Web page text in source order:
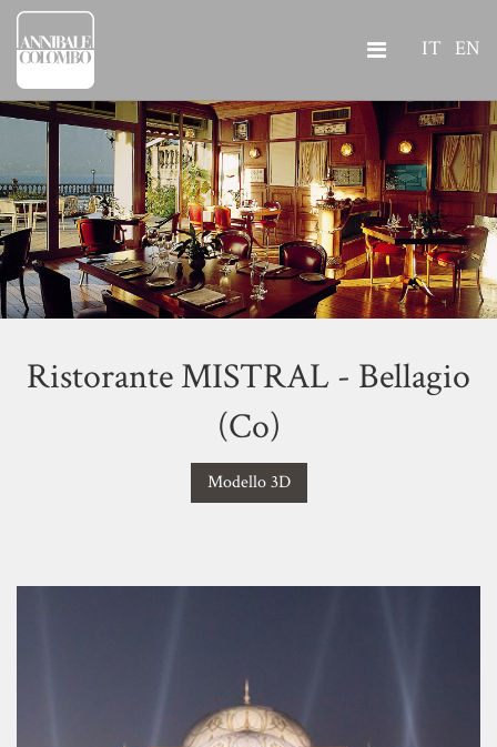
IT EN
Ristorante MISTRAL - Bellagio
(Co)
Modello 3D